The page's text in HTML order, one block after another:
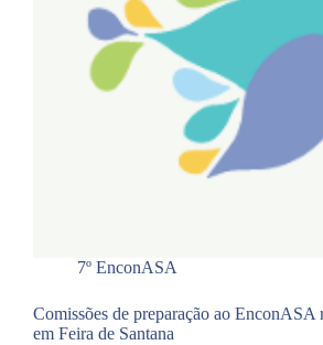
7º EnconASA
Comissões de preparação ao EnconASA
em Feira de Santana